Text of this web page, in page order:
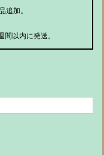
追加。
以内に発送。